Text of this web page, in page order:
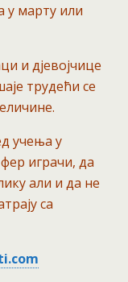
у марту или
и дјевојчице
трудећи се
учења у
играчи, да
али и да не
са